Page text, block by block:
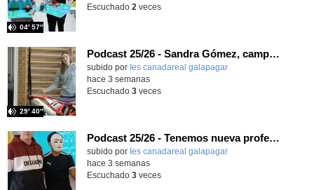
04′ 57″
Escuchado 2 veces
Podcast 25/26 - Sandra Gómez, campeona de Enduro
subido por Ies canadareal galapagar
29′ 40″
-
hace 3 semanas
Escuchado 3veces
Podcast 25/26 - Tenemos nueva profesora de Griego ¿Conoces a María Eugenia?
subido por Ies canadareal galapagar-
hace 3 semanas
Escuchado 3veces